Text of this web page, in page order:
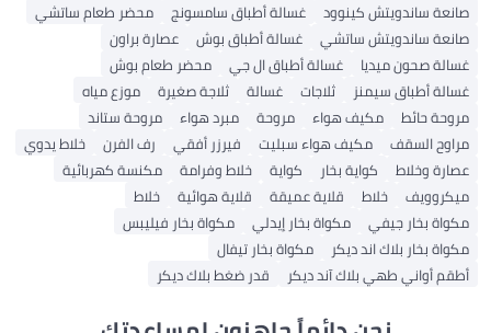
صانعة ساندويتش كينوود
غسالة أطباق سامسونج
محضر طعام ساتشي
صانعة ساندويتش ساتشي
غسالة أطباق بوش
عصارة براون
غسالة صحون ميديا
غسالة أطباق ال جي
محضر طعام بوش
غسالة أطباق سيمنز
ثلاجات غسالة ثلاجة صغيرة
موزع مياه
مروحة حائط
مكيف هواء مروحة مبرد هواء
مروحة ستاند
مراوح السقف
مكيف هواء سبليت فيرزر أفقي رف الفرن
خلاط يدوي
عصارة وخلاط
كواية بخار كواية خلاط وفرامة
مكنسة كهربائية
ميكروويف
خلاط قلاية عميقة قلاية هوائية
خلاط
مكواة بخار جيفي
مكواة بخار إيدلي
مكواة بخار فيليبس
مكواة بخار بلاك اند ديكر
مكواة بخار تيفال
أطقم أواني طهي بلاك آند ديكر
قدر ضغط بلاك ديكر